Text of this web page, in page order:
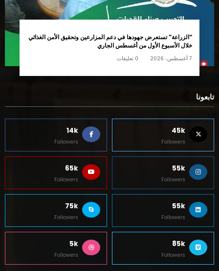
“الزراعة” تستعرض جهودها في دعم المزارعين وتحقيق الأمن الغذائي
خلال الأسبوع الأول من أغسطس الجاري
7 أغسطس، 2026 0 تعليقات
تابعونا
45k
Followers
14k
Followers
55k
Followers
65k
Followers
55k
Followers
75k
Followers
85k
Followers
5k
Followers